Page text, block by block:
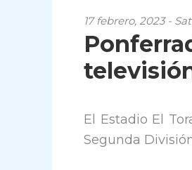
17 febrero, 2023 -
El Estadio El
Segunda